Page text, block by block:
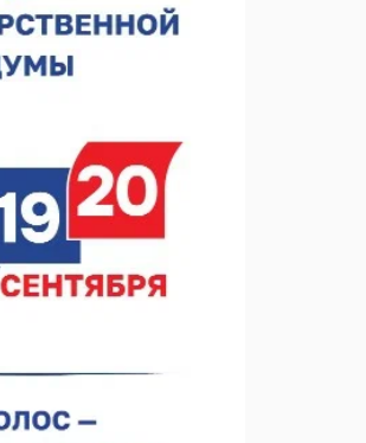
отметили 70-летие Дня
на 28%
прошло совещание